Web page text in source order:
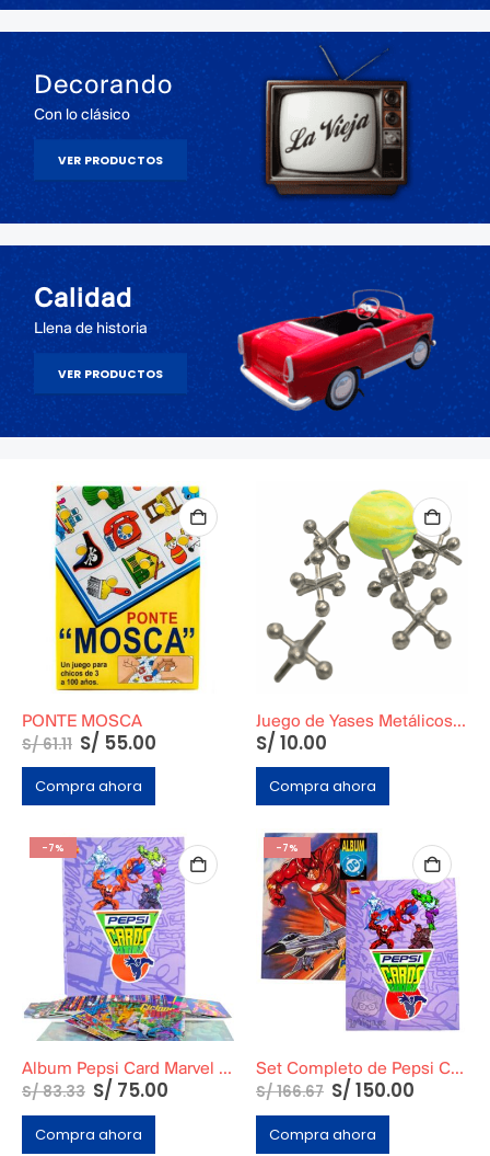
Decorando
Con lo clásico
VER PRODUCTOS
Calidad
Llena de historia
VER PRODUCTOS
PONTE MOSCA
S/61.11 S/ 55.00
Compra ahora
Juego de Yases Metálicos Plomos 6 Unidades + Pelota de Goma (En Bolsita Lista para Regalar)
S/ 10.00
Compra ahora
-7%
Album Pepsi Card Marvel Completo
S/83.33 S/ 75.00
Compra ahora
-7%
Set Completo de Pepsi Card Marvel + Pepsi Card DC + Micas + Todas las cards
S/166.67 S/ 150.00
Compra ahora